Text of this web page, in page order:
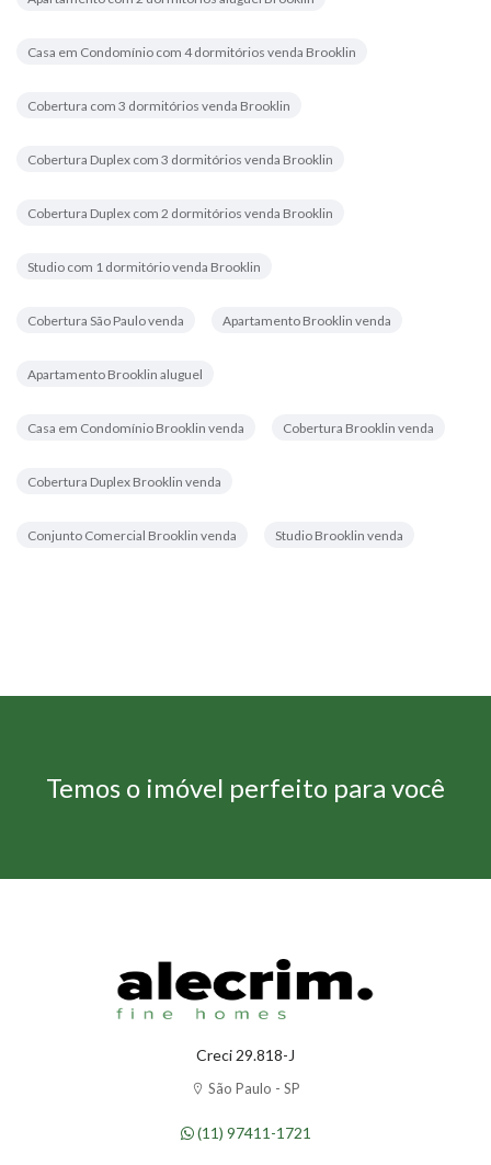
Casa em Condomínio com 4 dormitórios venda Brooklin
Cobertura com 3 dormitórios venda Brooklin
Cobertura Duplex com 3 dormitórios venda Brooklin
Cobertura Duplex com 2 dormitórios venda Brooklin
Studio com 1 dormitório venda Brooklin
Cobertura São Paulo venda Apartamento Brooklin venda
Apartamento Brooklin aluguel
Casa em Condomínio Brooklin venda Cobertura Brooklin venda
Cobertura Duplex Brooklin venda
Conjunto Comercial Brooklin venda Studio Brooklin venda
Temos o imóvel perfeito para você
Creci 29.818-J
São Paulo - SP
(11) 97411-1721